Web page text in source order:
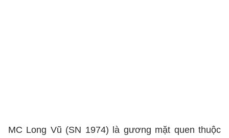
MC Long Vũ (SN 1974) là gương mặt quen thuộc